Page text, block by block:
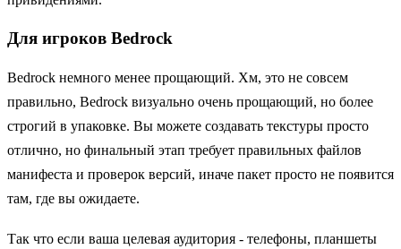
Для игроков Bedrock
Bedrock немного менее прощающий. Хм, это не совсем
правильно, Bedrock визуально очень прощающий, но более
строгий в упаковке. Вы можете создавать текстуры просто
отлично, но финальный этап требует правильных файлов
манифеста и проверок версий, иначе пакет просто не появится
там, где вы ожидаете.
Так что если ваша целевая аудитория - телефоны, планшеты